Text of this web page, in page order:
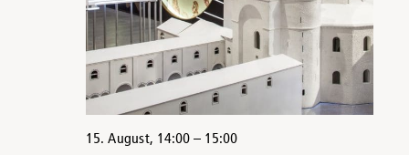
15. August, 14:00– 15:00